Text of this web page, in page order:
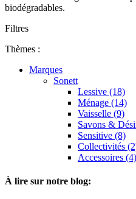
biodégradables.
Filtres
Thèmes :
Marques
Sonett
Lessive (18)
Ménage (14)
Vaisselle (9)
Savons &
Sensitive (8)
Collectivités
Accessoires (4)
À lire sur notre blog: